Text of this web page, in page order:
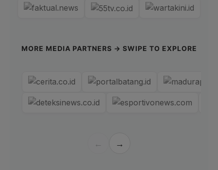
MORE MEDIA PARTNERS → SWIPE TO EXPLORE
← →